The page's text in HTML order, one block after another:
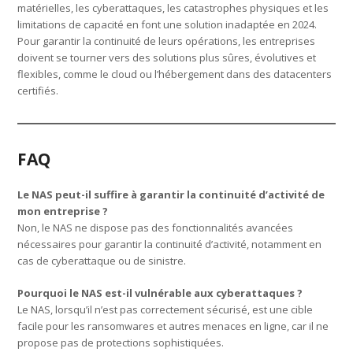
matérielles, les cyberattaques, les catastrophes physiques et les
limitations de capacité en font une solution inadaptée en 2024.
Pour garantir la continuité de leurs opérations, les entreprises
doivent se tourner vers des solutions plus sûres, évolutives et
flexibles, comme le cloud ou l’hébergement dans des datacenters
certifiés.
FAQ
Le NAS peut-il suffire à garantir la continuité d’activité de
mon entreprise ?
Non, le NAS ne dispose pas des fonctionnalités avancées
nécessaires pour garantir la continuité d’activité, notamment en
cas de cyberattaque ou de sinistre.
Pourquoi le NAS est-il vulnérable aux cyberattaques ?
Le NAS, lorsqu’il n’est pas correctement sécurisé, est une cible
facile pour les ransomwares et autres menaces en ligne, car il ne
propose pas de protections sophistiquées.